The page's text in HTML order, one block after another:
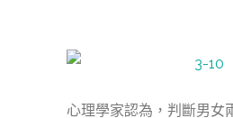
心理學家認為，判斷男女